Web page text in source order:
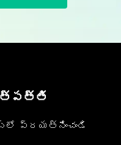
ప్రయత్నించండి